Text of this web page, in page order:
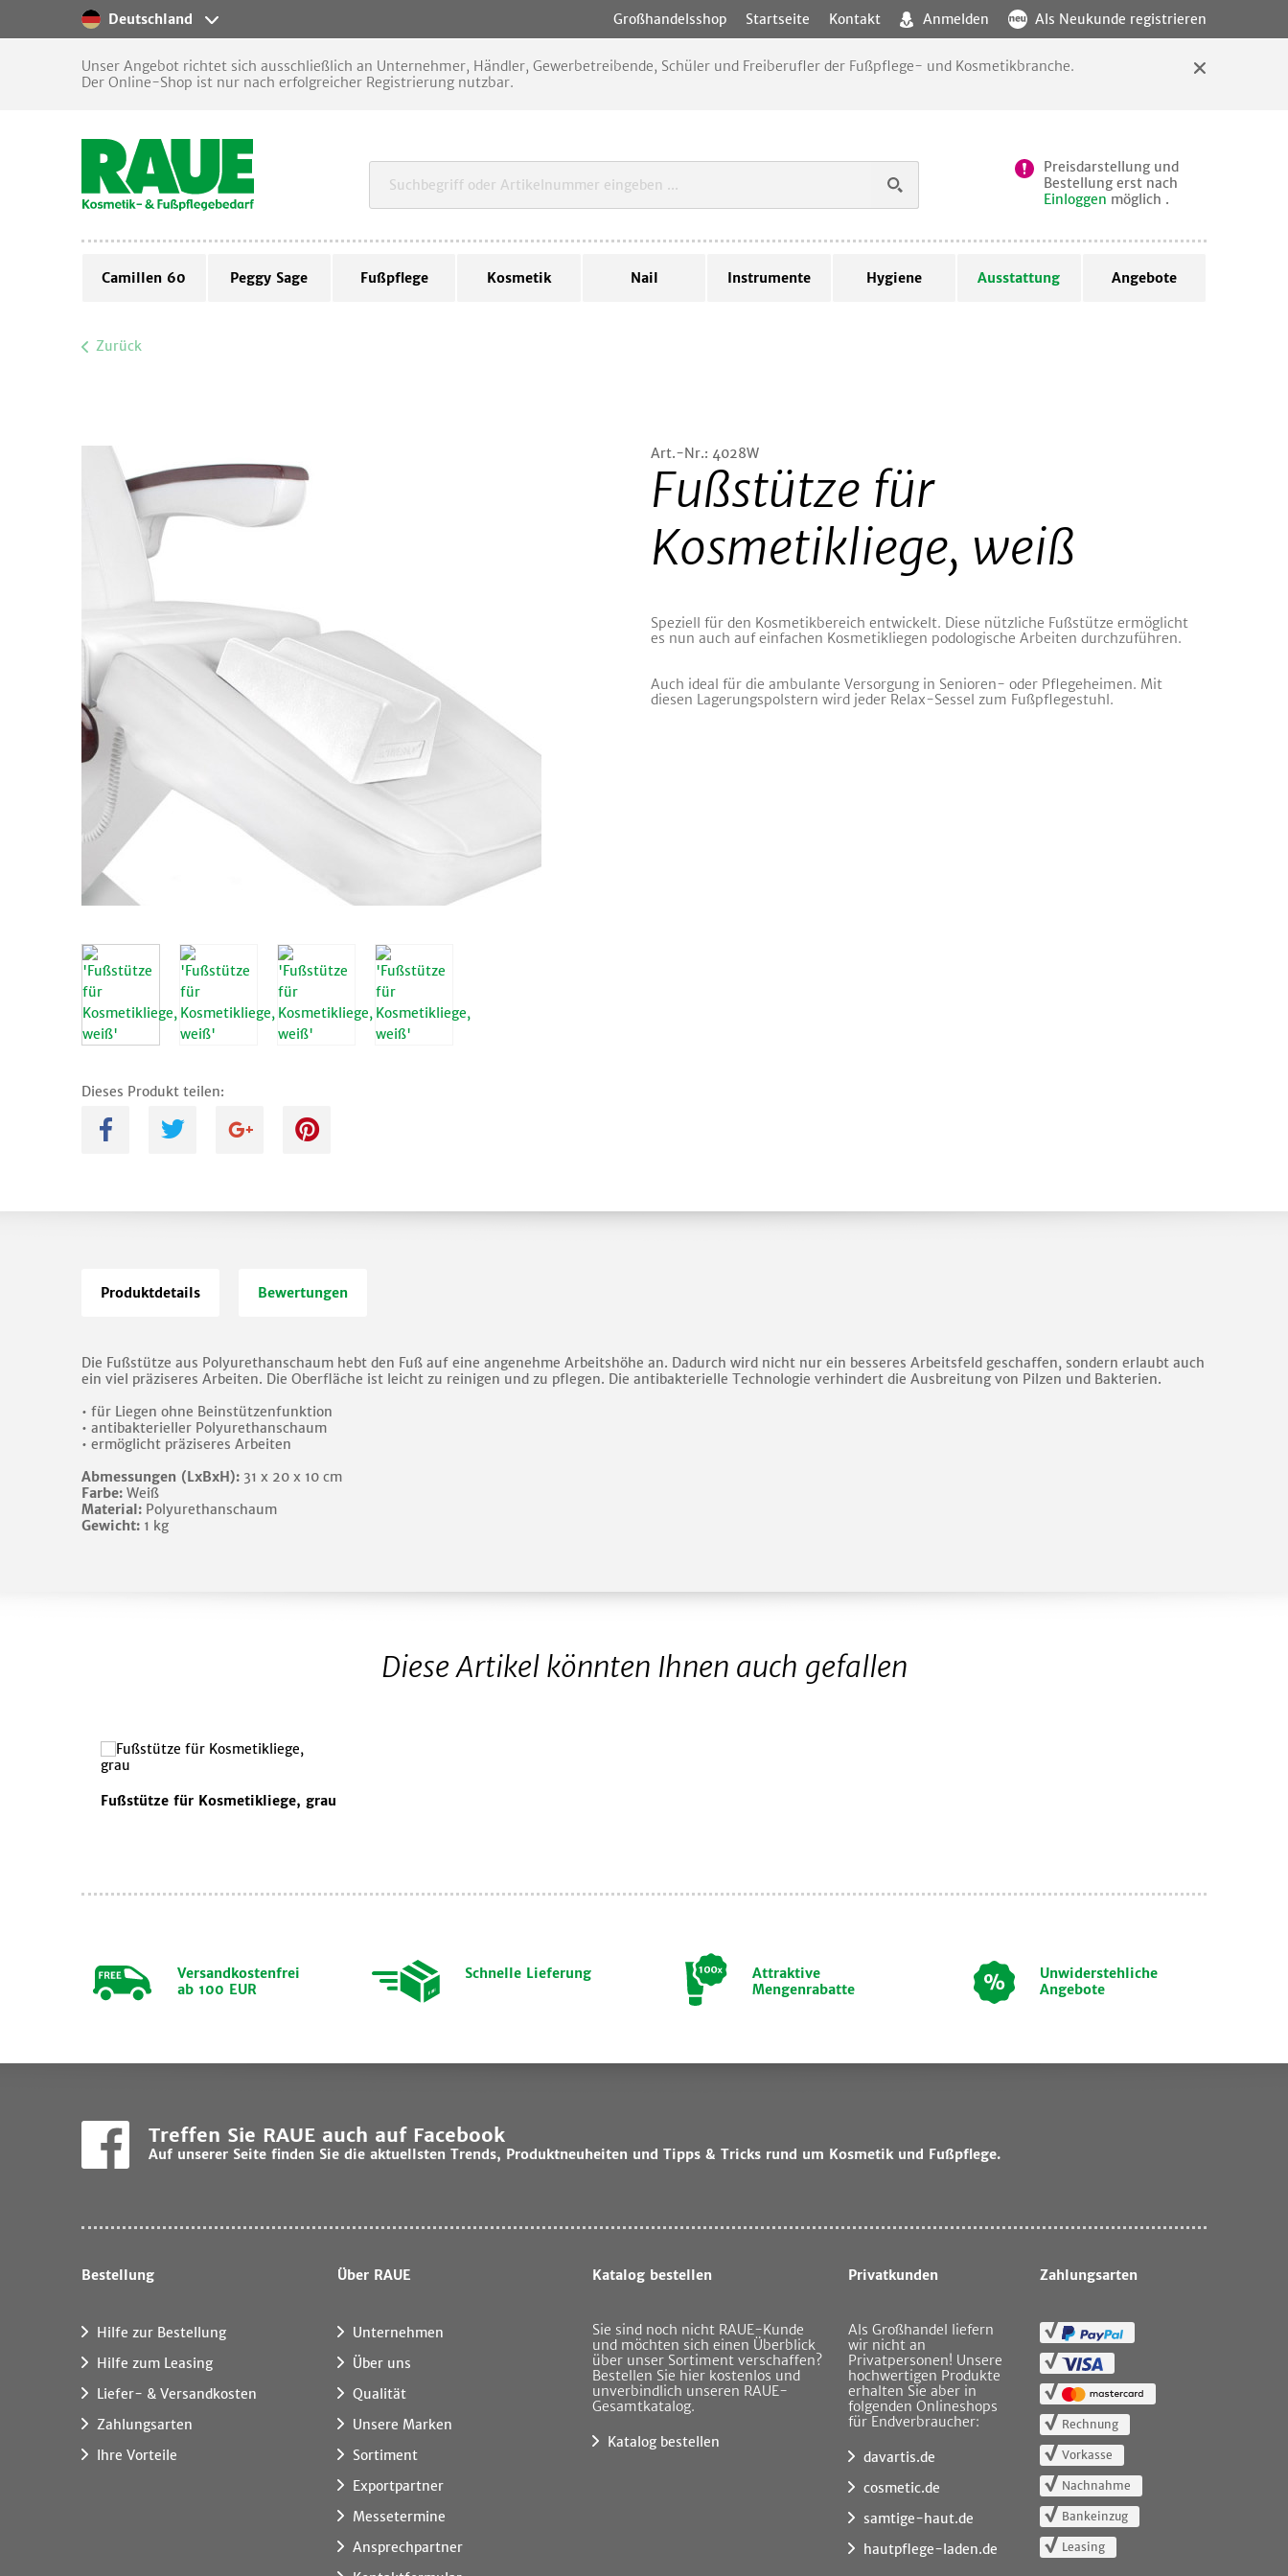
Deutschland Großhandelsshop Startseite Kontakt Anmelden Als Neukunde registrieren
Unser Angebot richtet sich ausschließlich an Unternehmer, Händler, Gewerbetreibende, Schüler und Freiberufler der Fußpflege- und Kosmetikbranche.
Der Online-Shop ist nur nach erfolgreicher Registrierung nutzbar.
Preisdarstellung und
Bestellung erst nach
Einloggen möglich .
Camillen 60 Peggy Sage Fußpflege Kosmetik Nail Instrumente Hygiene Ausstattung Angebote
Zurück
Dieses Produkt teilen:
A B C D
Art.-Nr.: 4028W
Fußstütze für
Kosmetikliege, weiß
Speziell für den Kosmetikbereich entwickelt. Diese nützliche Fußstütze ermöglicht
es nun auch auf einfachen Kosmetikliegen podologische Arbeiten durchzuführen.
Auch ideal für die ambulante Versorgung in Senioren- oder Pflegeheimen. Mit
diesen Lagerungspolstern wird jeder Relax-Sessel zum Fußpflegestuhl.
Produktdetails Bewertungen
Die Fußstütze aus Polyurethanschaum hebt den Fuß auf eine angenehme Arbeitshöhe an. Dadurch wird nicht nur ein besseres Arbeitsfeld geschaffen, sondern erlaubt auch
ein viel präziseres Arbeiten. Die Oberfläche ist leicht zu reinigen und zu pflegen. Die antibakterielle Technologie verhindert die Ausbreitung von Pilzen und Bakterien.
• für Liegen ohne Beinstützenfunktion
• antibakterieller Polyurethanschaum
• ermöglicht präziseres Arbeiten
Abmessungen (LxBxH): 31 x 20 x 10 cm
Farbe: Weiß
Material: Polyurethanschaum
Gewicht: 1 kg
Diese Artikel könnten Ihnen auch gefallen
Fußstütze für Kosmetikliege, grau
Versandkostenfrei
ab 100 EUR
Schnelle Lieferung
Attraktive
Mengenrabatte
Unwiderstehliche
Angebote
Treffen Sie RAUE auch auf Facebook
Auf unserer Seite finden Sie die aktuellsten Trends, Produktneuheiten und Tipps & Tricks rund um Kosmetik und Fußpflege.
Bestellung
Hilfe zur Bestellung
Hilfe zum Leasing
Liefer- & Versandkosten
Zahlungsarten
Ihre Vorteile
Über RAUE
Unternehmen
Über uns
Qualität
Unsere Marken
Sortiment
Exportpartner
Messetermine
Ansprechpartner
Katalog bestellen
Sie sind noch nicht RAUE-Kunde
und möchten sich einen Überblick
über unser Sortiment verschaffen?
Bestellen Sie hier kostenlos und
unverbindlich unseren RAUE-
Gesamtkatalog.
Katalog bestellen
Privatkunden
Als Großhandel liefern
wir nicht an
Privatpersonen! Unsere
hochwertigen Produkte
erhalten Sie aber in
folgenden Onlineshops
für Endverbraucher:
davartis.de
cosmetic.de
samtige-haut.de
hautpflege-laden.de
Zahlungsarten
Rechnung
Vorkasse
Nachnahme
Bankeinzug
Leasing